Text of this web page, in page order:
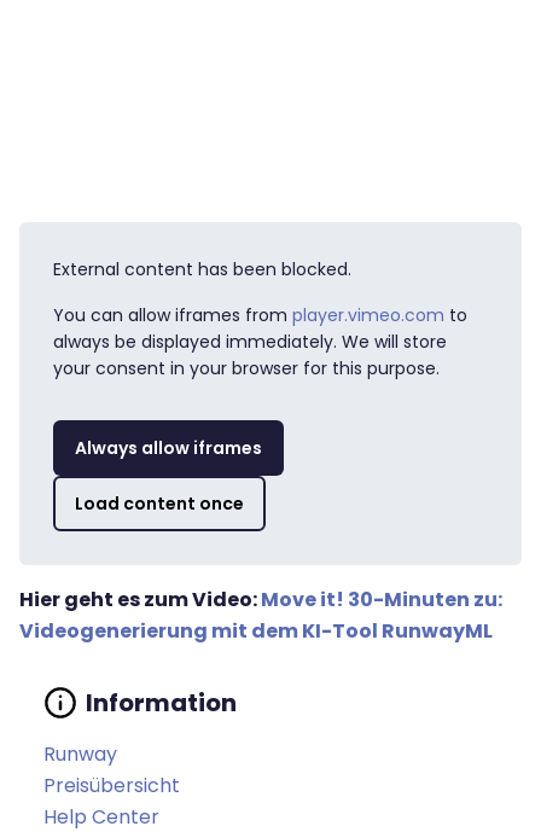
External content has been blocked.
You can allow iframes from player.vimeo.com to
always be displayed immediately. We will store
your consent in your browser for this purpose.
Always allow iframes
Load content once
Hier geht es zum Video:Move it! 30-Minuten zu:
Videogenerierung mit dem KI-Tool RunwayML
Runway
Preisübersicht
Help Center